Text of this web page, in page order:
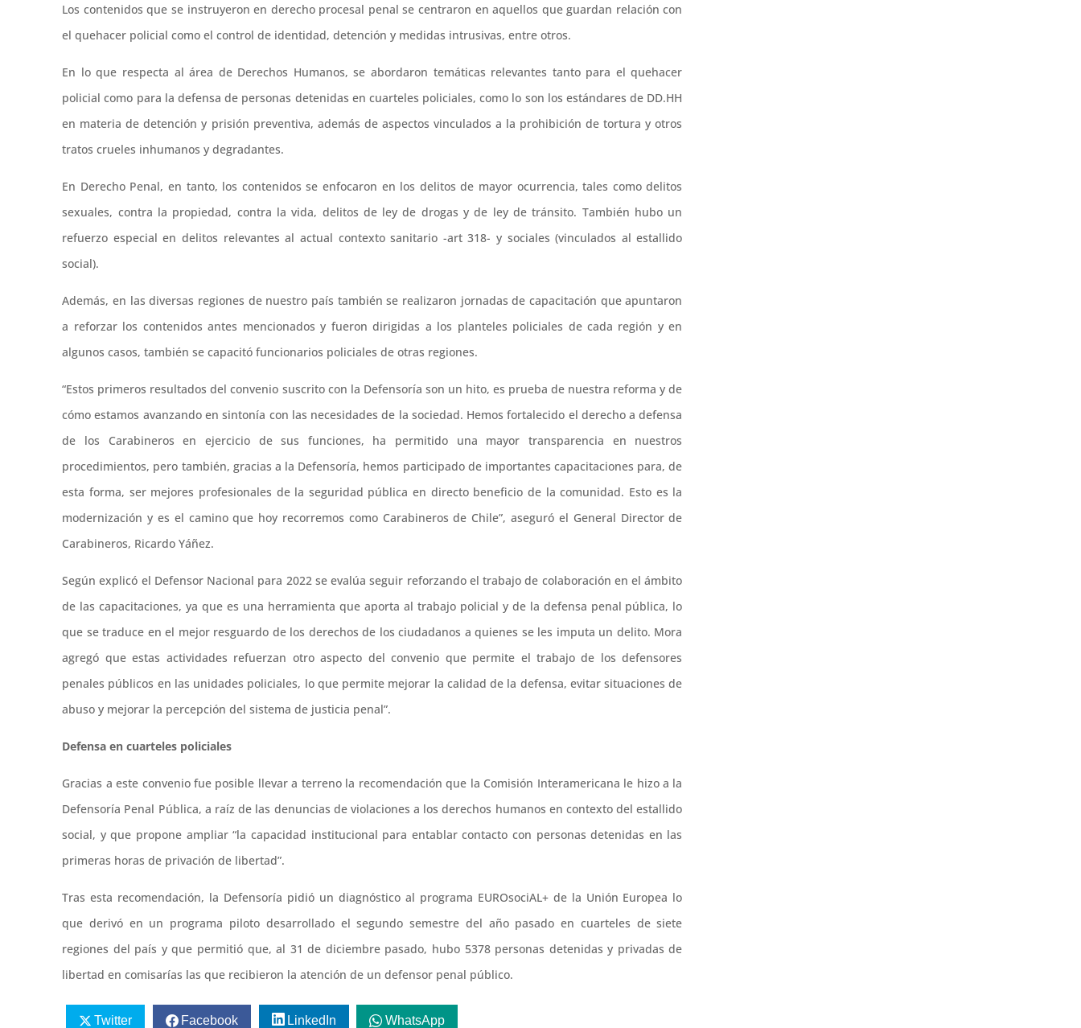
Los contenidos que se instruyeron en derecho procesal penal se centraron en aquellos que guardan relación con
el quehacer policial como el control de identidad, detención y medidas intrusivas, entre otros.
En lo que respecta al área de Derechos Humanos, se abordaron temáticas relevantes tanto para el quehacer
policial como para la defensa de personas detenidas en cuarteles policiales, como lo son los estándares de DD.HH
en materia de detención y prisión preventiva, además de aspectos vinculados a la prohibición de tortura y otros
tratos crueles inhumanos y degradantes.
En Derecho Penal, en tanto, los contenidos se enfocaron en los delitos de mayor ocurrencia, tales como delitos
sexuales, contra la propiedad, contra la vida, delitos de ley de drogas y de ley de tránsito. También hubo un
refuerzo especial en delitos relevantes al actual contexto sanitario -art 318- y sociales (vinculados al estallido
social).
Además, en las diversas regiones de nuestro país también se realizaron jornadas de capacitación que apuntaron
a reforzar los contenidos antes mencionados y fueron dirigidas a los planteles policiales de cada región y en
algunos casos, también se capacitó funcionarios policiales de otras regiones.
“Estos primeros resultados del convenio suscrito con la Defensoría son un hito, es prueba de nuestra reforma y de
cómo estamos avanzando en sintonía con las necesidades de la sociedad. Hemos fortalecido el derecho a defensa
de los Carabineros en ejercicio de sus funciones, ha permitido una mayor transparencia en nuestros
procedimientos, pero también, gracias a la Defensoría, hemos participado de importantes capacitaciones para, de
esta forma, ser mejores profesionales de la seguridad pública en directo beneficio de la comunidad. Esto es la
modernización y es el camino que hoy recorremos como Carabineros de Chile”, aseguró el General Director de
Carabineros, Ricardo Yáñez.
Según explicó el Defensor Nacional para 2022 se evalúa seguir reforzando el trabajo de colaboración en el ámbito
de las capacitaciones, ya que es una herramienta que aporta al trabajo policial y de la defensa penal pública, lo
que se traduce en el mejor resguardo de los derechos de los ciudadanos a quienes se les imputa un delito. Mora
agregó que estas actividades refuerzan otro aspecto del convenio que permite el trabajo de los defensores
penales públicos en las unidades policiales, lo que permite mejorar la calidad de la defensa, evitar situaciones de
abuso y mejorar la percepción del sistema de justicia penal”.
Defensa en cuarteles policiales
Gracias a este convenio fue posible llevar a terreno la recomendación que la Comisión Interamericana le hizo a la
Defensoría Penal Pública, a raíz de las denuncias de violaciones a los derechos humanos en contexto del estallido
social, y que propone ampliar “la capacidad institucional para entablar contacto con personas detenidas en las
primeras horas de privación de libertad”.
Tras esta recomendación, la Defensoría pidió un diagnóstico al programa EUROsociAL+ de la Unión Europea lo
que derivó en un programa piloto desarrollado el segundo semestre del año pasado en cuarteles de siete
regiones del país y que permitió que, al 31 de diciembre pasado, hubo 5378 personas detenidas y privadas de
libertad en comisarías las que recibieron la atención de un defensor penal público.
Twitter Facebook LinkedIn WhatsApp